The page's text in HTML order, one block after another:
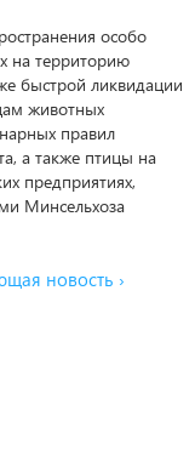
особо
на территорию
быстрой ликвидации
животных
правил
а также птицы на
предприятиях,
Минсельхоза
новость ›